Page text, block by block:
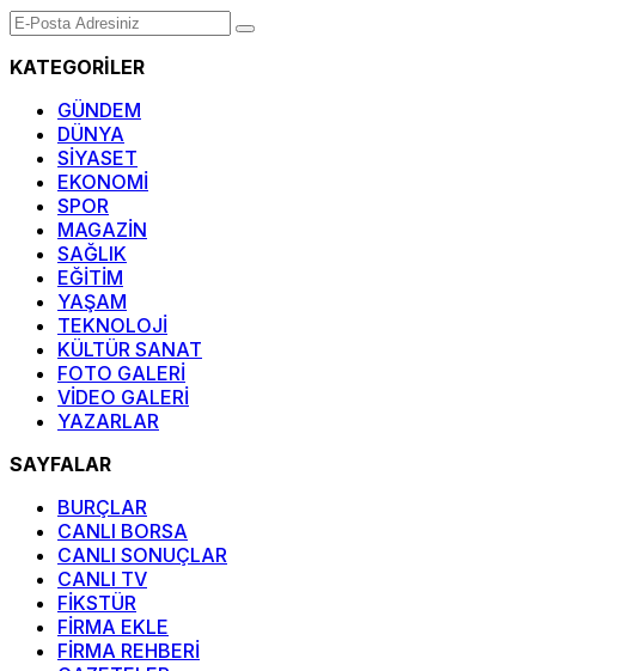
KATEGORİLER
GÜNDEM
DÜNYA
SİYASET
EKONOMİ
SPOR
MAGAZİN
SAĞLIK
EĞİTİM
YAŞAM
TEKNOLOJİ
KÜLTÜR SANAT
FOTO GALERİ
VİDEO GALERİ
YAZARLAR
SAYFALAR
BURÇLAR
CANLI BORSA
CANLI SONUÇLAR
CANLI TV
FİKSTÜR
FİRMA EKLE
FİRMA REHBERİ